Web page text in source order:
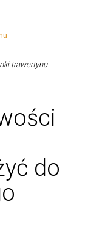
trawertynu
do